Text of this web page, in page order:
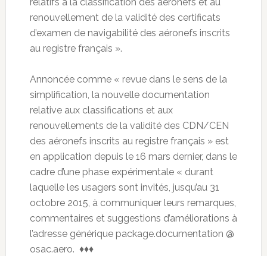
renouvellement de la validité des certificats
d’examen de navigabilité des aéronefs inscrits
au registre français ».
Annoncée comme « revue dans le sens de la
simplification, la nouvelle documentation
relative aux classifications et aux
renouvellements de la validité des CDN/CEN
des aéronefs inscrits au registre français » est
en application depuis le 16 mars dernier, dans le
cadre d’une phase expérimentale « durant
laquelle les usagers sont invités, jusqu’au 31
octobre 2015, à communiquer leurs remarques,
commentaires et suggestions d’améliorations à
l’adresse générique package.documentation @
osac.aero. ♦♦♦